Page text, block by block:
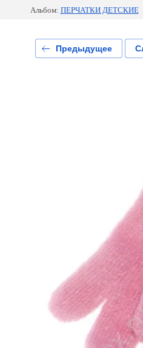
Альбом: ПЕРЧАТКИ ДЕТСКИЕ
Предыдущее